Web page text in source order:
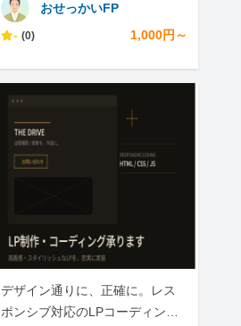
おせっかいFP
- (0) 1,000円～
デザイン通りに、正確に。レス
ポンシブ対応のLPコーディング